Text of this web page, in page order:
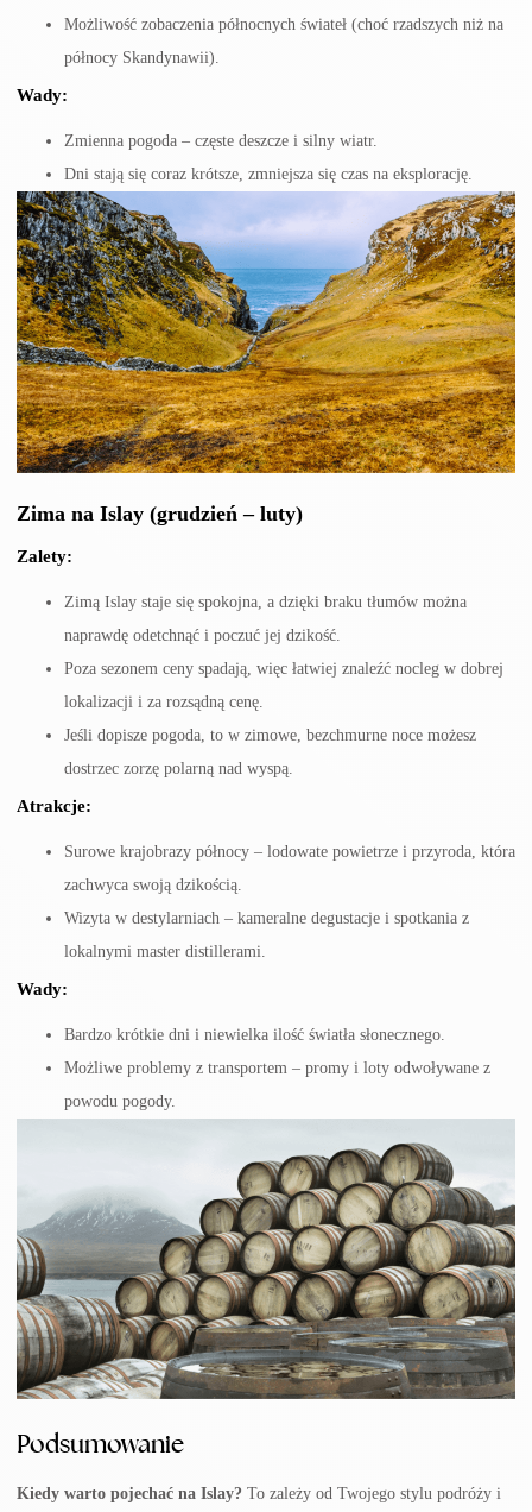
Możliwość zobaczenia północnych świateł (choć rzadszych niż na
północy Skandynawii).
Wady:
Zmienna pogoda – częste deszcze i silny wiatr.
Dni stają się coraz krótsze, zmniejsza się czas na eksplorację.
Zima na Islay (grudzień – luty)
Zalety:
Zimą Islay staje się spokojna, a dzięki braku tłumów można
naprawdę odetchnąć i poczuć jej dzikość.
Poza sezonem ceny spadają, więc łatwiej znaleźć nocleg w dobrej
lokalizacji i za rozsądną cenę.
Jeśli dopisze pogoda, to w zimowe, bezchmurne noce możesz
dostrzec zorzę polarną nad wyspą.
Atrakcje:
Surowe krajobrazy północy – lodowate powietrze i przyroda, która
zachwyca swoją dzikością.
Wizyta w destylarniach – kameralne degustacje i spotkania z
lokalnymi master distillerami.
Wady:
Bardzo krótkie dni i niewielka ilość światła słonecznego.
Możliwe problemy z transportem – promy i loty odwoływane z
powodu pogody.
Podsumowanie
Kiedy warto pojechać na Islay? To zależy od Twojego stylu podróży i